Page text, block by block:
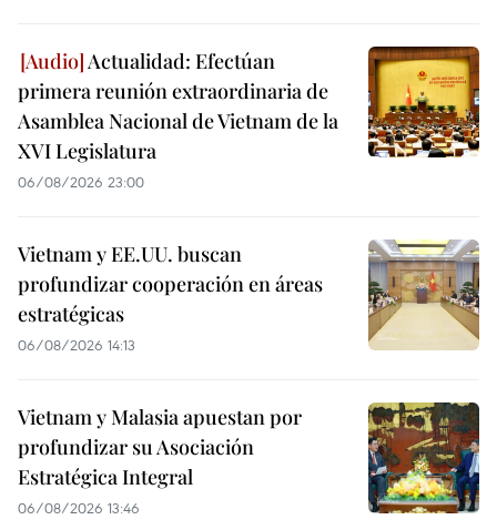
Actualidad: Efectúan
primera reunión extraordinaria de
Asamblea Nacional de Vietnam de la
XVI Legislatura
06/08/2026 23:00
Vietnam y EE.UU. buscan
profundizar cooperación en áreas
estratégicas
06/08/2026 14:13
Vietnam y Malasia apuestan por
profundizar su Asociación
Estratégica Integral
06/08/2026 13:46